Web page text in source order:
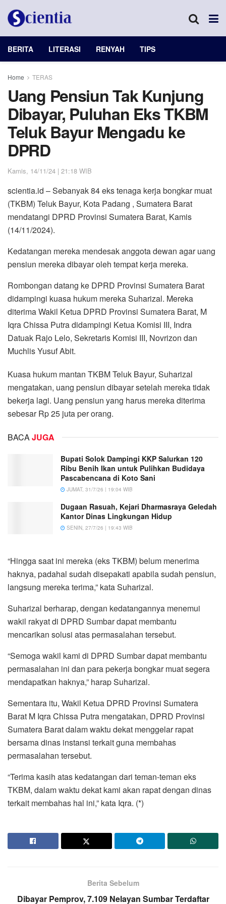
BERITA LITERASI RENYAH TIPS
Home TERAS
Uang Pensiun Tak Kunjung
Dibayar, Puluhan Eks TKBM
Teluk Bayur Mengadu ke
DPRD
Kamis, 14/11/24 | 21:18 WIB
scientia.id – Sebanyak 84 eks tenaga kerja bongkar muat
(TKBM) Teluk Bayur, Kota Padang , Sumatera Barat
mendatangi DPRD Provinsi Sumatera Barat, Kamis
(14/11/2024).
Kedatangan mereka mendesak anggota dewan agar uang
pensiun mereka dibayar oleh tempat kerja mereka.
Rombongan datang ke DPRD Provinsi Sumatera Barat
didampingi kuasa hukum mereka Suharizal. Mereka
diterima Wakil Ketua DPRD Provinsi Sumatera Barat, M
Iqra Chissa Putra didampingi Ketua Komisi III, Indra
Datuak Rajo Lelo, Sekretaris Komisi III, Novrizon dan
Muchlis Yusuf Abit.
Kuasa hukum mantan TKBM Teluk Bayur, Suharizal
mengatakan, uang pensiun dibayar setelah mereka tidak
bekerja lagi. Uang pensiun yang harus mereka diterima
sebesar Rp 25 juta per orang.
BACAJUGA
Bupati Solok Dampingi KKP Salurkan 120
Ribu Benih Ikan untuk Pulihkan Budidaya
Pascabencana di Koto Sani
JUMAT, 31/7/26 | 19:04 WIB
Dugaan Rasuah, Kejari Dharmasraya Geledah
Kantor Dinas Lingkungan Hidup
SENIN, 27/7/26 | 19:43 WIB
“Hingga saat ini mereka (eks TKBM) belum menerima
haknya, padahal sudah disepakati apabila sudah pensiun,
langsung mereka terima,” kata Suharizal.
Suharizal berharap, dengan kedatangannya menemui
wakil rakyat di DPRD Sumbar dapat membantu
mencarikan solusi atas permasalahan tersebut.
“Semoga wakil kami di DPRD Sumbar dapat membantu
permasalahan ini dan para pekerja bongkar muat segera
mendapatkan haknya,” harap Suharizal.
Sementara itu, Wakil Ketua DPRD Provinsi Sumatera
Barat M Iqra Chissa Putra mengatakan, DPRD Provinsi
Sumatera Barat dalam waktu dekat menggelar rapat
bersama dinas instansi terkait guna membahas
permasalahan tersebut.
“Terima kasih atas kedatangan dari teman-teman eks
TKBM, dalam waktu dekat kami akan rapat dengan dinas
terkait membahas hal ini,” kata Iqra. (*)
Berita Sebelum
Dibayar Pemprov, 7.109 Nelayan Sumbar Terdaftar